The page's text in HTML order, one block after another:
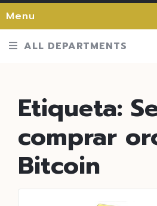
Menu
ALL DEPARTMENTS
Etiqueta:
comprar
Bitcoin